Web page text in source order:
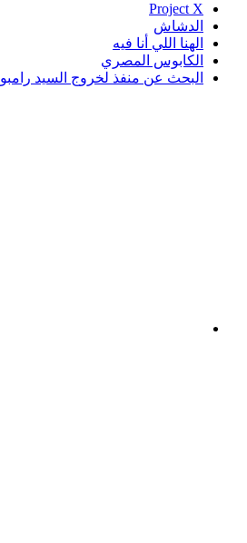
Project X
الدشاش
الهنا اللي أنا فيه
الكابوس المصري
البحث عن منفذ لخروج السيد رامبو